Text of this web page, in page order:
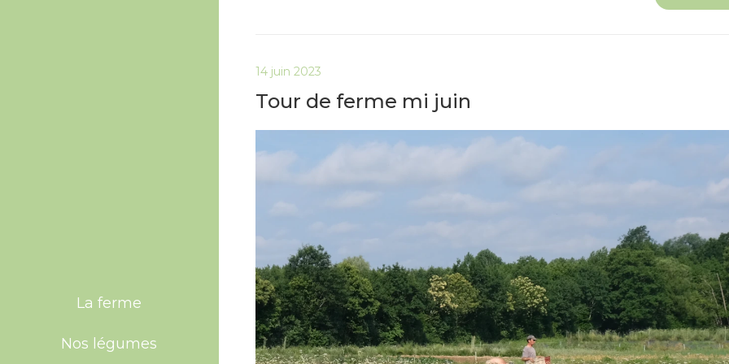
La ferme
Nos légumes
14 juin 2023
Tour de ferme mi juin